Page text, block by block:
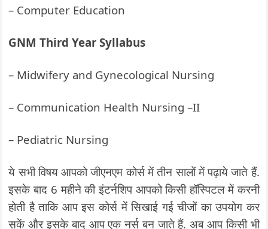
– Computer Education
GNM Third Year Syllabus
– Midwifery and Gynecological Nursing
– Communication Health Nursing –II
– Pediatric Nursing
ये सभी विषय आपको जीएनएम कोर्स में तीन सालों में पढ़ाये जाते हैं.
इसके बाद 6 महीने की इंटर्नशिप आपको किसी हॉस्पिटल में करनी
होती है ताकि आप इस कोर्स में सिखाई गई चीजों का उपयोग कर
सकें और इसके बाद आप एक नर्स बन जाते हैं. अब आप किसी भी